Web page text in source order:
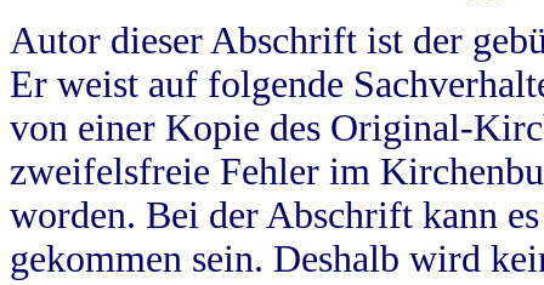
Autor dieser Abschrift ist der
Er weist auf folgende
von einer Kopie des Original-
zweifelsfreie Fehler im
worden. Bei der Abschrift kann
gekommen sein. Deshalb wird